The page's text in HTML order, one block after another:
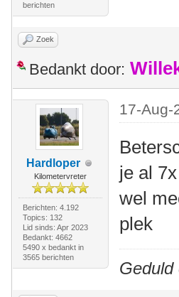
berichten
Zoek
Bedankt door:
Hardloper
Kilometervreter
Berichten: 4.192
Topics: 132
Lid sinds: Apr 2023
Bedankt: 4662
5490 x bedankt in
3565 berichten
17-Aug-
je al
wel
plek
Geduld